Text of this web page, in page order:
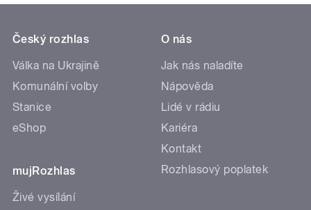
Český rozhlas
Válka na Ukrajině
Komunální volby
Stanice
eShop
mujRozhlas
Živé vysílání
O nás
Jak nás naladíte
Nápověda
Lidé v rádiu
Kariéra
Kontakt
Rozhlasový poplatek